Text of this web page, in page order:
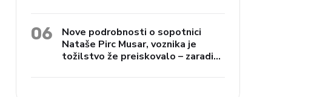
06
Nove podrobnosti o sopotnici
Nataše Pirc Musar, voznika je
tožilstvo že preiskovalo – zaradi